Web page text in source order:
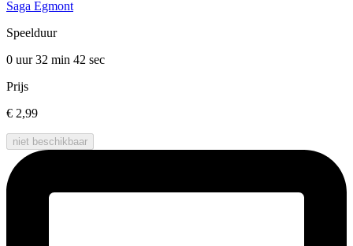
Saga Egmont
Speelduur
0 uur 32 min 42 sec
Prijs
€ 2,99
niet beschikbaar